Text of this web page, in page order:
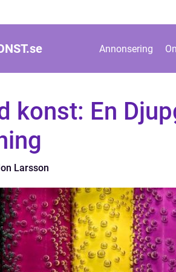
se Annonsering
konst: En
Larsson